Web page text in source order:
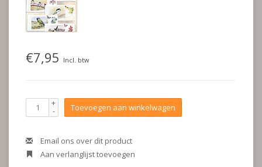
€7,95 Incl. btw
+
- Toevoegen aan winkelwagen
Email ons over dit product
Aan verlanglijst toevoegen